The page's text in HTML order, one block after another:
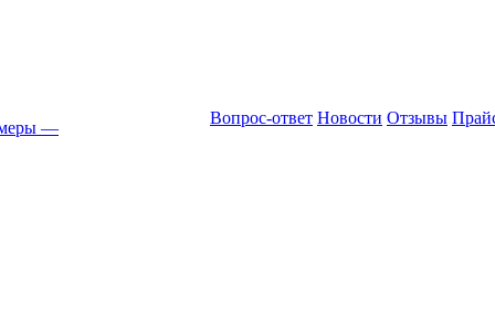
—
Вопрос-ответ Новости Отзывы